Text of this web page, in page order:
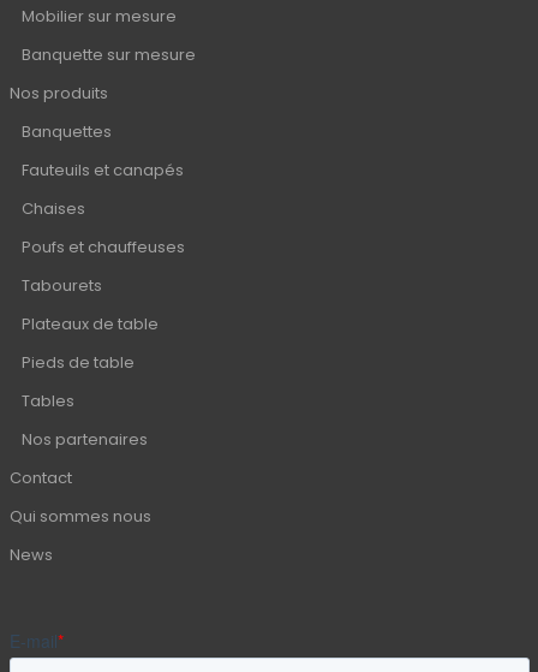
Mobilier sur mesure
Banquette sur mesure
Nos produits
Banquettes
Fauteuils et canapés
Chaises
Poufs et chauffeuses
Tabourets
Plateaux de table
Pieds de table
Tables
Nos partenaires
Contact
Qui sommes nous
News